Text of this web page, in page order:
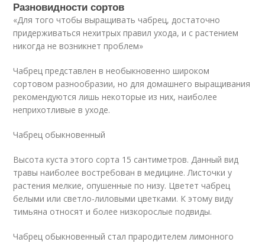
Разновидности сортов
«Для того чтобы выращивать чабрец, достаточно
придерживаться нехитрых правил ухода, и с растением
никогда не возникнет проблем»
Чабрец представлен в необыкновенно широком
сортовом разнообразии, но для домашнего выращивания
рекомендуются лишь некоторые из них, наиболее
неприхотливые в уходе.
Чабрец обыкновенный
Высота куста этого сорта 15 сантиметров. Данный вид
травы наиболее востребован в медицине. Листочки у
растения мелкие, опушенные по низу. Цветет чабрец
белыми или светло-лиловыми цветками. К этому виду
тимьяна относят и более низкорослые подвиды.
Чабрец обыкновенный стал прародителем лимонного